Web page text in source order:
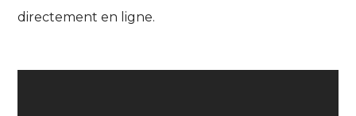
directement en ligne.